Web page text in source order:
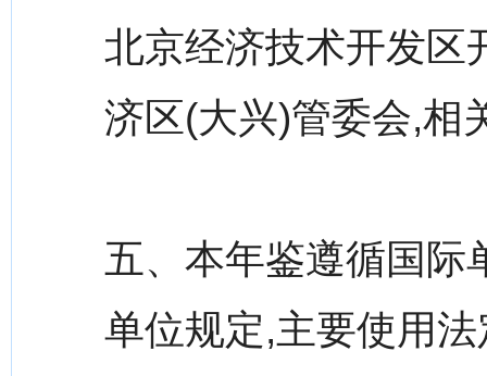
北京经济技术开发区
济区(大兴)管委会,相
五、本年鉴遵循国际
单位规定,主要使用